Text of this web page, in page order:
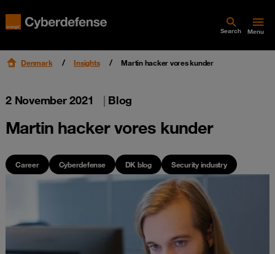
Search Menu
Denmark Insights Martin hacker vores kunder
2 November 2021 | Blog
Martin hacker vores kunder
Career Cyberdefense DK blog Security industry